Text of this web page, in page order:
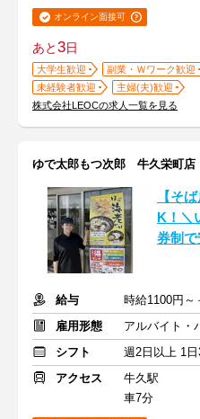
オンライン面接可
あと3日
大学生歓迎 副業・Ｗワーク歓迎
未経験者歓迎
主婦(夫)歓迎
株式会社LEOCの求人一覧を見る
ゆで太郎もつ次郎 牛久栄町店
【そ
K！＼
券制で
給与
時給1100円～
雇用形態
アルバイト・
シフト
週2日以上 1
アクセス
牛久駅
車7分